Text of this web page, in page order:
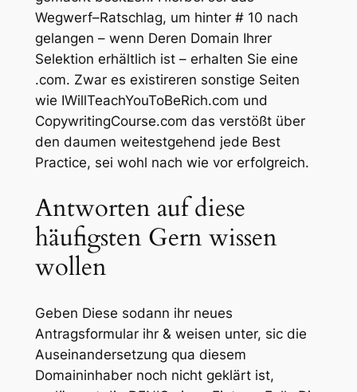
Wegwerf–Ratschlag, um hinter # 10 nach
gelangen – wenn Deren Domain Ihrer
Selektion erhältlich ist – erhalten Sie eine
.com. Zwar es existireren sonstige Seiten
wie IWillTeachYouToBeRich.com und
CopywritingCourse.com das verstößt über
den daumen weitestgehend jede Best
Practice, sei wohl nach wie vor erfolgreich.
Antworten auf diese
häufigsten Gern wissen
wollen
Geben Diese sodann ihr neues
Antragsformular ihr & weisen unter, sic die
Auseinandersetzung qua diesem
Domaininhaber noch nicht geklärt ist,